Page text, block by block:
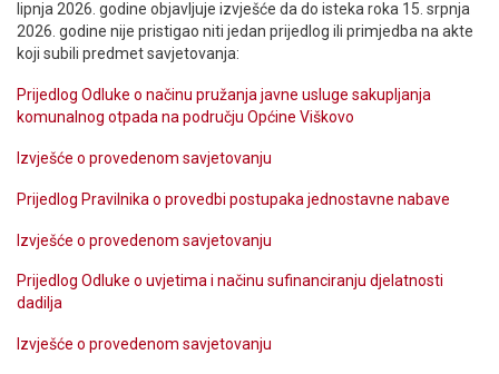
lipnja 2026. godine objavljuje izvješće da do isteka roka 15. srpnja
2026. godine nije pristigao niti jedan prijedlog ili primjedba na akte
koji subili predmet savjetovanja:
Prijedlog Odluke o načinu pružanja javne usluge sakupljanja
komunalnog otpada na području Općine Viškovo
Izvješće o provedenom savjetovanju
Prijedlog Pravilnika o provedbi postupaka jednostavne nabave
Izvješće o provedenom savjetovanju
Prijedlog Odluke o uvjetima i načinu sufinanciranju djelatnosti
dadilja
Izvješće o provedenom savjetovanju